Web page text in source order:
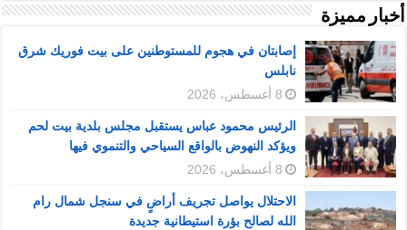
أخبار مميزة
إصابتان في هجوم للمستوطنين على بيت فوريك شرق
نابلس
8 أغسطس، 2026
الرئيس محمود عباس يستقبل مجلس بلدية بيت لحم
ويؤكد النهوض بالواقع السياحي والتنموي فيها
8 أغسطس، 2026
الاحتلال يواصل تجريف أراضٍ في سنجل شمال رام
الله لصالح بؤرة استيطانية جديدة